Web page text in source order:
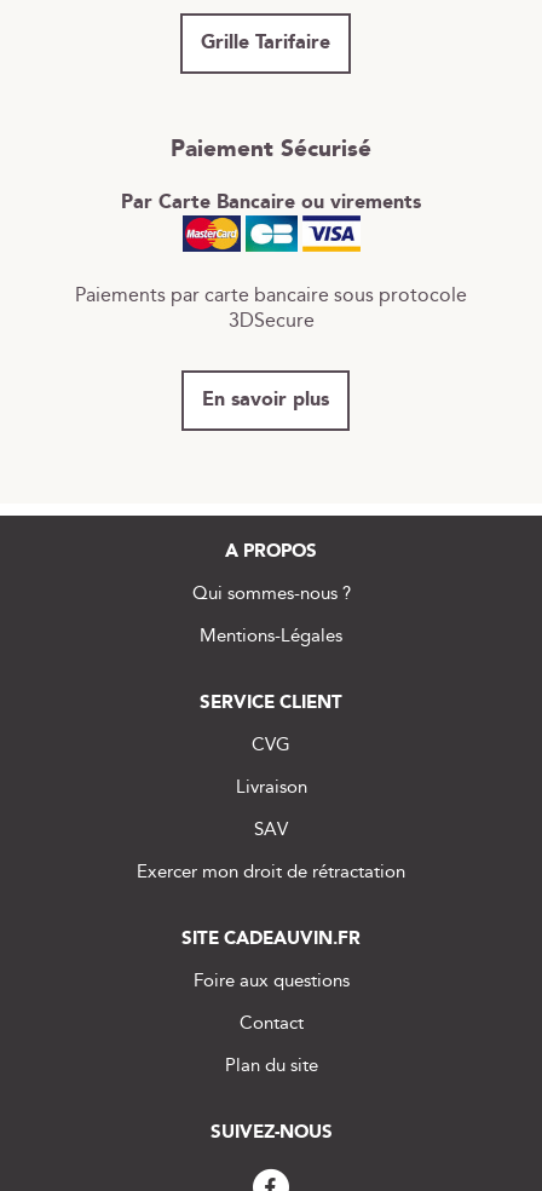
Grille Tarifaire
Paiement Sécurisé
Par Carte Bancaire ou virements
Paiements par carte bancaire sous protocole
3DSecure
En savoir plus
A PROPOS
Qui sommes-nous ?
Mentions-Légales
SERVICE CLIENT
CVG
Livraison
SAV
Exercer mon droit de rétractation
SITE CADEAUVIN.FR
Foire aux questions
Contact
Plan du site
SUIVEZ-NOUS